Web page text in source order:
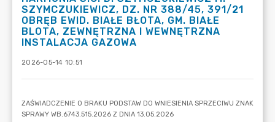
SZYMCZUKIEWICZ, DZ. NR 388/45, 391/21
OBRĘB EWID. BIAŁE BŁOTA, GM. BIAŁE
BLOTA, ZEWNĘTRZNA I WEWNĘTRZNA
INSTALACJA GAZOWA
2026-05-14 10:51